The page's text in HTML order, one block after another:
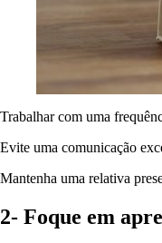
Trabalhar com uma
Evite uma comunicação
Mantenha uma relativa
2- Foque em